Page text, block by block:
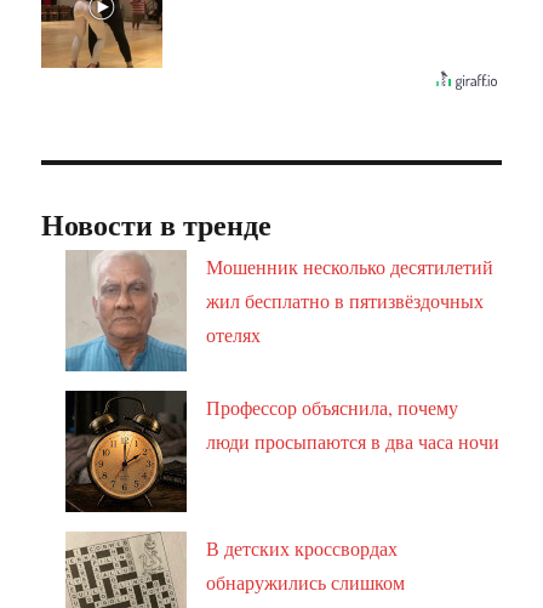
Новости в тренде
Мошенник несколько десятилетий
жил бесплатно в пятизвёздочных
отелях
Профессор объяснила, почему
люди просыпаются в два часа ночи
В детских кроссвордах
обнаружились слишком